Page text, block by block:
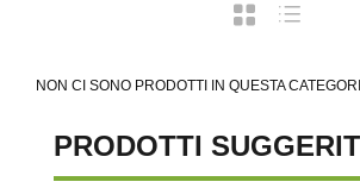
NON CI SONO PRODOTTI IN QUESTA
PRODOTTI